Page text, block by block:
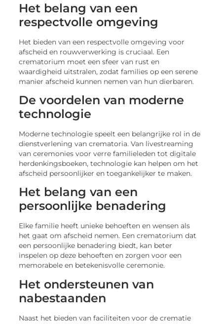
Het belang van een
respectvolle omgeving
Het bieden van een respectvolle omgeving voor
afscheid en rouwverwerking is cruciaal. Een
crematorium moet een sfeer van rust en
waardigheid uitstralen, zodat families op een serene
manier afscheid kunnen nemen van hun dierbaren.
De voordelen van moderne
technologie
Moderne technologie speelt een belangrijke rol in de
dienstverlening van crematoria. Van livestreaming
van ceremonies voor verre familieleden tot digitale
herdenkingsboeken, technologie kan helpen om het
afscheid persoonlijker en toegankelijker te maken.
Het belang van een
persoonlijke benadering
Elke familie heeft unieke behoeften en wensen als
het gaat om afscheid nemen. Een crematorium dat
een persoonlijke benadering biedt, kan beter
inspelen op deze behoeften en zorgen voor een
memorabele en betekenisvolle ceremonie.
Het ondersteunen van
nabestaanden
Naast het bieden van faciliteiten voor de crematie